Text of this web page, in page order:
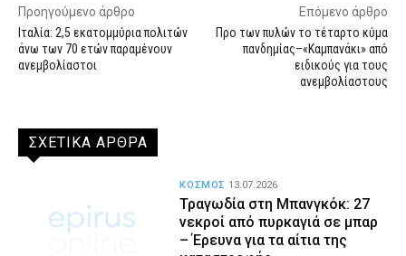
Προηγούμενο άρθρο
Ιταλία: 2,5 εκατομμύρια πολιτών
άνω των 70 ετών παραμένουν
ανεμβολίαστοι
Επόμενο άρθρο
Προ των πυλών το τέταρτο κύμα
πανδημίας–«Καμπανάκι» από
ειδικούς για τους
ανεμβολίαστους
ΣΧΕΤΙΚΑ ΑΡΘΡΑ
Τραγωδία στη Μπανγκόκ: 27
νεκροί από πυρκαγιά σε μπαρ
– Έρευνα για τα αίτια της
ΚΟΣΜΟΣ 13.07.2026